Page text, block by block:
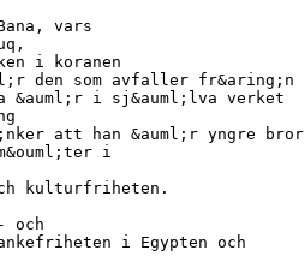
vars
i koranen
den som avfaller fr&aring;n
&auml;r i sj&auml;lva verket
att han &auml;r yngre bror
i
kulturfriheten.
och
i Egypten och